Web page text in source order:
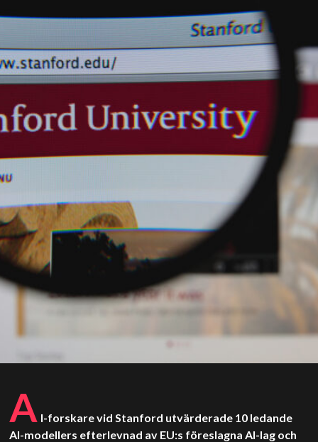
A I-forskare vid Stanford utvärderade 10 ledande
AI-modellers efterlevnad av EU:s föreslagna AI-lag och